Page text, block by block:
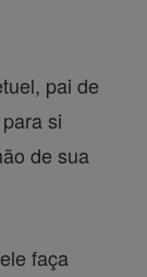
pai de
si
de sua
faça